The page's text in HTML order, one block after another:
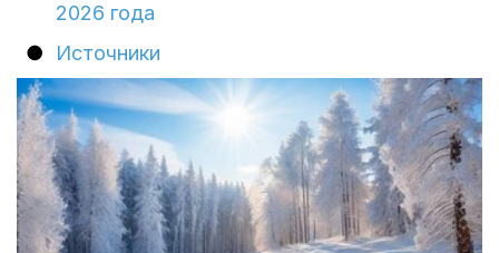
2026 года
Источники